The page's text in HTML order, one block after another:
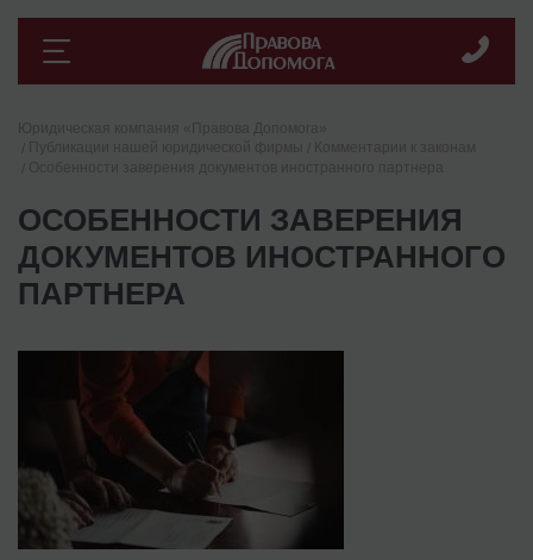
ОСОБЕННОСТИ ЗАВЕРЕНИЯ
ДОКУМЕНТОВ ИНОСТРАННОГО
ПАРТНЕРА